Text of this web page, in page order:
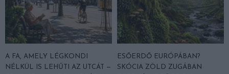
A FA, AMELY LÉGKONDI
NÉLKÜL IS LEHŰTI AZ UTCÁT —
ESŐERDŐ EURÓPÁBAN?
SKÓCIA ZÖLD ZUGÁBAN